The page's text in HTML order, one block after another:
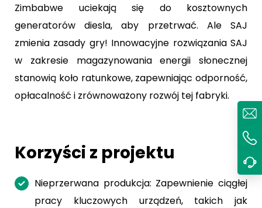
Zimbabwe uciekają się do kosztownych
generatorów diesla, aby przetrwać. Ale SAJ
zmienia zasady gry! Innowacyjne rozwiązania SAJ
w zakresie magazynowania energii słonecznej
stanowią koło ratunkowe, zapewniając odporność,
opłacalność i zrównoważony rozwój tej fabryki.
Korzyści z projektu
Nieprzerwana produkcja: Zapewnienie ciągłej
pracy kluczowych urządzeń, takich jak